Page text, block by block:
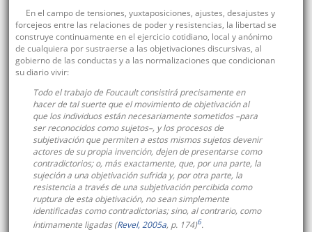
En el campo de tensiones, yuxtaposiciones, ajustes, desajustes y
forcejeos entre las relaciones de poder y resistencias, la libertad se
construye continuamente en el ejercicio cotidiano, local y anónimo
de cualquiera por sustraerse a las objetivaciones discursivas, al
gobierno de las conductas y a las normalizaciones que condicionan
su diario vivir:
Todo el trabajo de Foucault consistirá precisamente en
hacer de tal suerte que el movimiento de objetivación al
que los individuos están necesariamente sometidos –para
ser reconocidos como sujetos–, y los procesos de
subjetivación que permiten a estos mismos sujetos devenir
actores de su propia invención, dejen de presentarse como
contradictorios; o, más exactamente, que, por una parte, la
sujeción a una objetivación sufrida y, por otra parte, la
resistencia a través de una subjetivación percibida como
ruptura de esta objetivación, no sean simplemente
identificadas como contradictorias; sino, al contrario, como
íntimamente ligadas (Revel, 2005a, p. 174)6.